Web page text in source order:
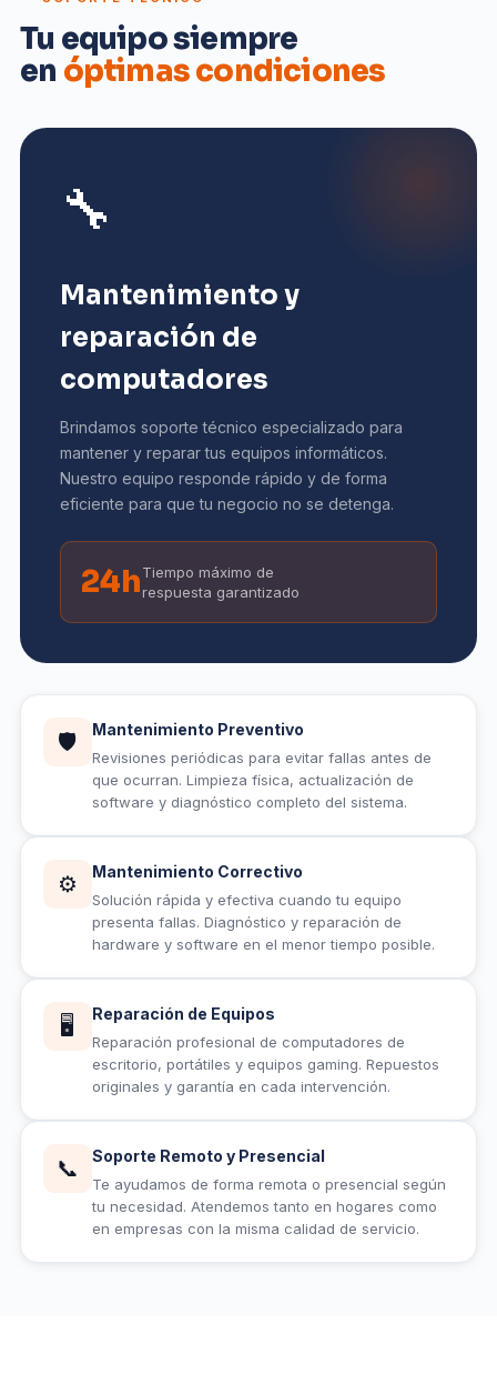
Tu equipo siempre
en óptimas condiciones
🔧
Mantenimiento y
reparación de
computadores
Brindamos soporte técnico especializado para
mantener y reparar tus equipos informáticos.
Nuestro equipo responde rápido y de forma
eficiente para que tu negocio no se detenga.
24hTiempo máximo de
respuesta garantizado
🛡 Mantenimiento Preventivo
Revisiones periódicas para evitar fallas antes de
que ocurran. Limpieza física, actualización de
software y diagnóstico completo del sistema.
⚙️ Mantenimiento Correctivo
Solución rápida y efectiva cuando tu equipo
presenta fallas. Diagnóstico y reparación de
hardware y software en el menor tiempo posible.
🖥️ Reparación de Equipos
Reparación profesional de computadores de
escritorio, portátiles y equipos gaming. Repuestos
originales y garantía en cada intervención.
📞 Soporte Remoto y Presencial
Te ayudamos de forma remota o presencial según
tu necesidad. Atendemos tanto en hogares como
en empresas con la misma calidad de servicio.